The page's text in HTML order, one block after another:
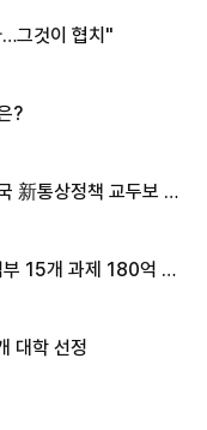
그것이 협치"
?
新통상정책 교두보 활
15개 과제 180억 지
대학 선정